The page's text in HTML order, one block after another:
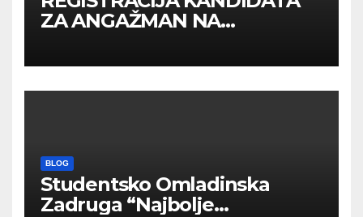
ZA ANGAŽMAN NA
BLOG
Studentsko Omladinska
Zadruga “Najbolje